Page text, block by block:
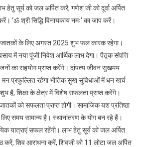
हेतु सूर्य को जल अर्पित करें, गणेश जी को दूर्वा अर्पित
‘ॐ श्री सिद्धि विनायकाय नमः‘ का जाप करें।
जातकों के लिए अगस्त 2025 शुभ फल कारक रहेगा।
में नया पूंजी निवेश आर्थिक लाभ देगा। पैतृक संपत्ति
का सहयोग प्राप्त करेंगे। दांपत्य जीवन सुखमय
मन प्रफुल्लित रहेगा भौतिक सुख सुविधाओं में धन खर्च
शुभ है, शिक्षा के क्षेत्र में विशेष सफलता प्राप्त करेंगे।
को सफलता प्राप्त होगी। सामाजिक यश प्रतिष्ठा
लिए समय सामान्य है। स्थानांतरण के योग बन रहे हैं।
यात्राएं सफल रहेंगी। लाभ हेतु सूर्य को जल अर्पित
करें, शिव आराधना करें, शिवजी को 11 लोटा जल अर्पित